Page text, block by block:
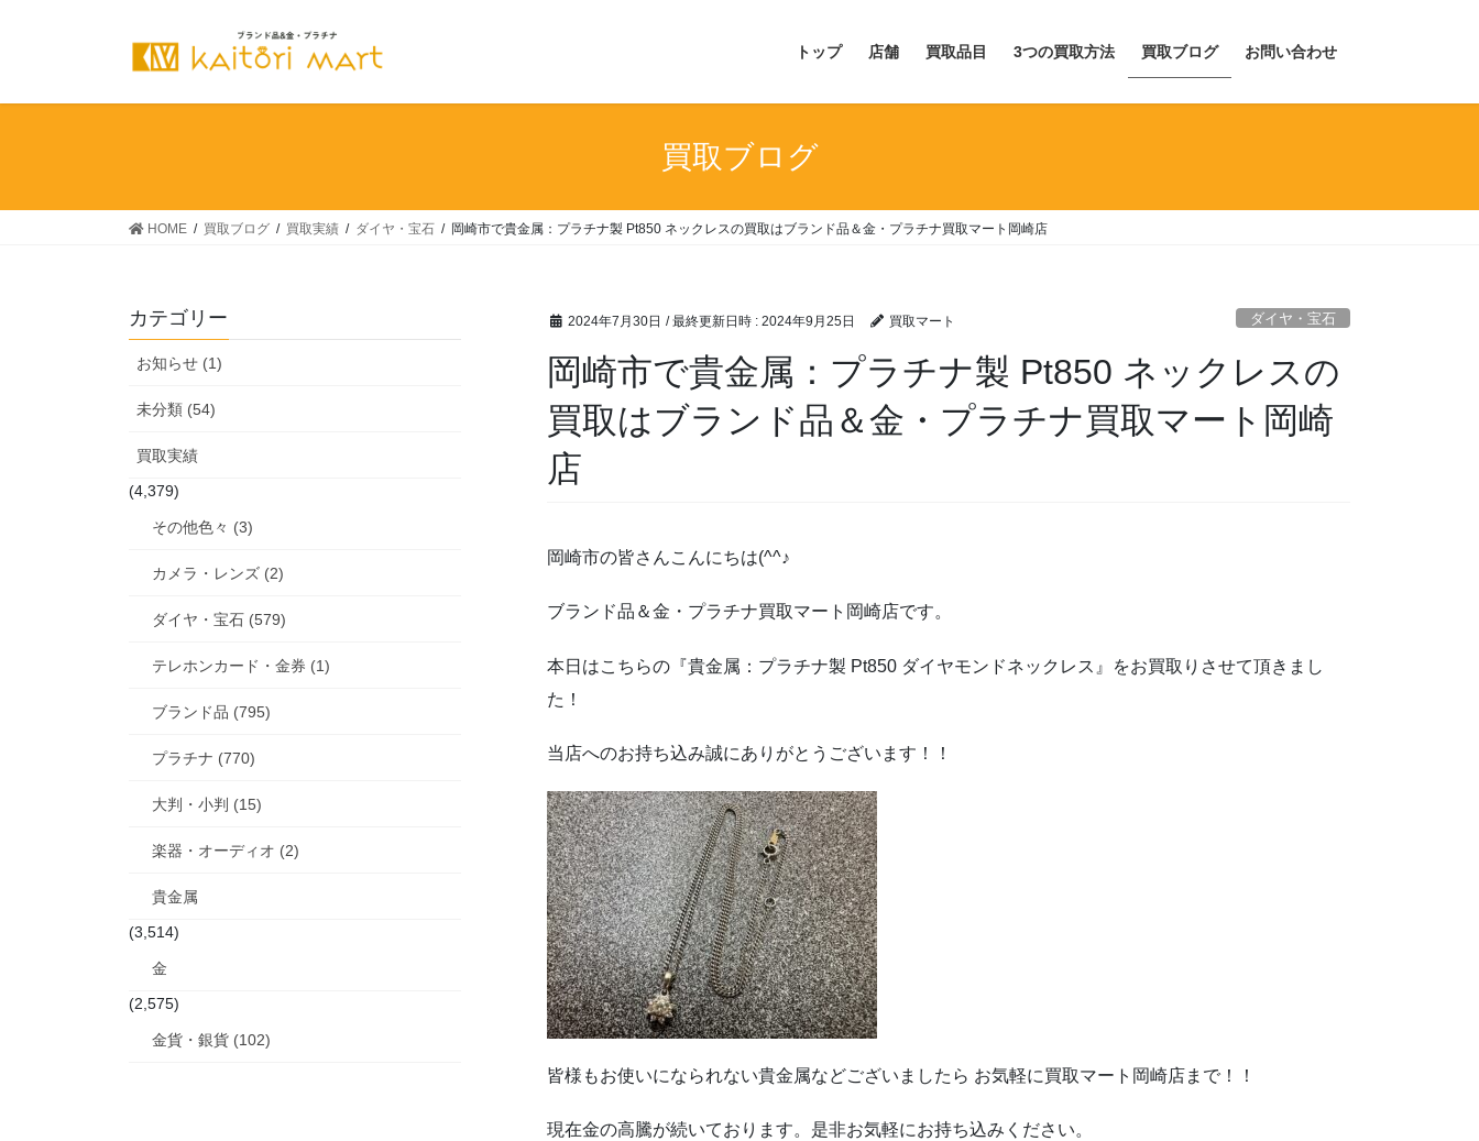
トップ 店舗 買取品目 3つの買取方法 買取ブログ お問い合わせ
買取ブログ
HOME 買取ブログ 買取実績 ダイヤ・宝石 岡崎市で貴金属：プラチナ製 Pt850 ネックレスの買取はブランド品＆金・プラチナ買取マート岡崎店
2024年7月30日 / 最終更新日時 : 2024年9月25日 買取マート ダイヤ・宝石
岡崎市で貴金属：プラチナ製 Pt850 ネックレスの
買取はブランド品＆金・プラチナ買取マート岡崎
店
岡崎市の皆さんこんにちは(^^♪
ブランド品＆金・プラチナ買取マート岡崎店です。
本日はこちらの『貴金属：プラチナ製 Pt850 ダイヤモンドネックレス』をお買取りさせて頂きまし
た！
当店へのお持ち込み誠にありがとうございます！！
皆様もお使いになられない貴金属などございましたら お気軽に買取マート岡崎店まで！！
現在金の高騰が続いております。是非お気軽にお持ち込みください。
カテゴリー
お知らせ (1)
未分類 (54)
買取実績
(4,379)
その他色々 (3)
カメラ・レンズ (2)
ダイヤ・宝石 (579)
テレホンカード・金券 (1)
ブランド品 (795)
プラチナ (770)
大判・小判 (15)
楽器・オーディオ (2)
貴金属
(3,514)
金
(2,575)
金貨・銀貨 (102)